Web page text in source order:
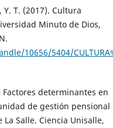
Y. T. (2017). Cultura
Minuto de Dios,
10656/5404/
Factores determinantes en
de gestión pensional
Salle. Ciencia Unisalle,